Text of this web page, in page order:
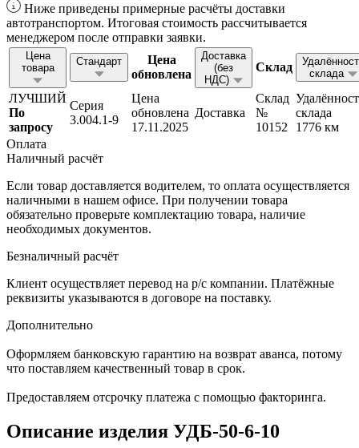
Ниже приведены примерные расчёты доставки
автотранспортом. Итоговая стоимость рассчитывается
менеджером после отправки заявки.
Цена
товара
Стандарт
Цена
обновлена
Доставка
(без
НДС)
Склад
склада
ЛУЧШИЙ
По
запросу
Серия
3.004.1-9
Цена
обновлена
17.11.2025
Доставка
Склад
№
10152
склада
1776 км
Оплата
Наличный расчёт
Если товар доставляется водителем, то оплата осуществляется
наличными в нашем офисе. При получении товара
обязательно проверьте комплектацию товара, наличие
необходимых документов.
Безналичный расчёт
Клиент осуществляет перевод на р/с компании. Платёжные
реквизиты указываются в договоре на поставку.
Дополнительно
Оформляем банковскую гарантию на возврат аванса, потому
что поставляем качественный товар в срок.
Предоставляем отсрочку платежа с помощью факторинга.
Описание изделия УДБ-50-6-10